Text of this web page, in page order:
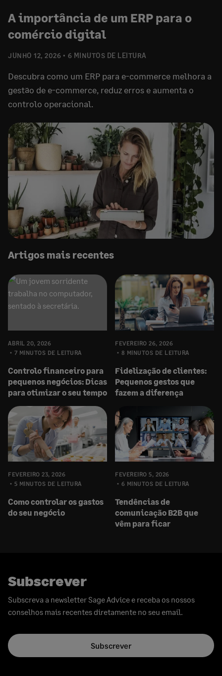
JUNHO 12, 2026 6 MINUTOS DE LEITURA
A importância de um ERP para o
comércio digital
Descubra como um ERP para e-commerce melhora a
gestão de e-commerce, reduz erros e aumenta o
controlo operacional.
Artigos mais recentes
ABRIL 20, 2026
7 MINUTOS DE LEITURA
Controlo financeiro para
pequenos negócios: Dicas
para otimizar o seu tempo
FEVEREIRO 26, 2026
8 MINUTOS DE LEITURA
Fidelização de clientes:
Pequenos gestos que
fazem a diferença
FEVEREIRO 23, 2026
5 MINUTOS DE LEITURA
Como controlar os gastos
do seu negócio
FEVEREIRO 5, 2026
6 MINUTOS DE LEITURA
Tendências de
comunicação B2B que
vêm para ficar
Subscrever
Subscreva a newsletter Sage Advice e receba os nossos
conselhos mais recentes diretamente no seu email.
Subscrever